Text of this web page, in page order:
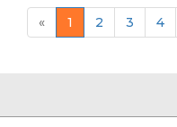
« 1 2 3 4